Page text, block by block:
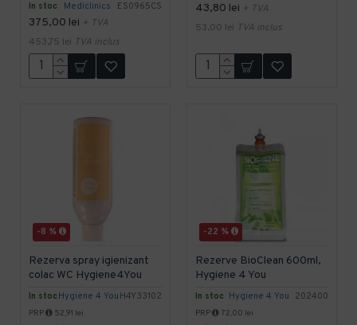
In stoc Mediclinics ES0965CS
375,00 lei + TVA
453,75 lei TVA inclus
43,80 lei + TVA
53,00 lei TVA inclus
-8 %
In stoc Hygiene 4 You H4Y33102
Rezerva spray igienizant
colac WC Hygiene4You
PRP 52,91 lei
-22 %
In stoc Hygiene 4 You 202400
Rezerve BioClean 600ml,
Hygiene 4 You
PRP 72,00 lei